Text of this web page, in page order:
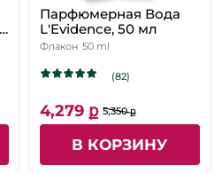
Парфюмерная Вода
L'Evidence, 50 мл
Флакон 50 ml
(82)
4,279 ք 5,350 ք
В КОРЗИНУ